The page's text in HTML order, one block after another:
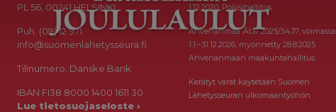
PL 56, 00241 HELSINKI
Puh. (09) 12 971
info@suomenlahetysseura.fi
Tilinumero: Danske Bank
IBAN FI38 8000 1400 1611 30
Lue tietosuojaseloste ›
1.12.2020, Poliisihallitus.
Ahvenanmaa ÅLR 2025/5437, voimassa
1.1.–31.12.2026, myönnetty 28.8.2025
Ahvenanmaan maakuntahallitus.
Kerätyt varat käytetään Suomen
Lähetysseuran ulkomaantyöhön.